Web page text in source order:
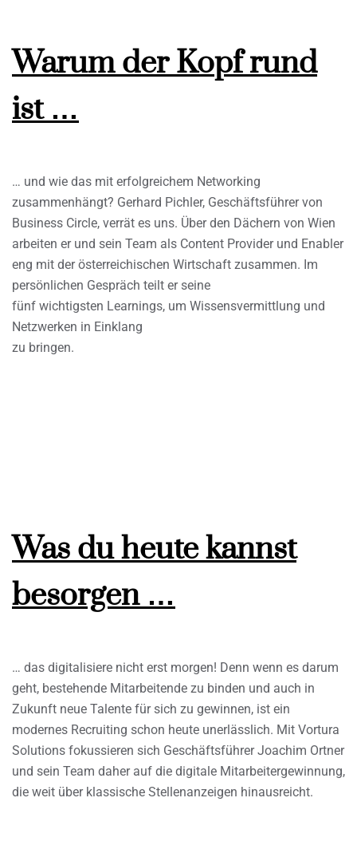
Warum der Kopf rund
ist …
… und wie das mit erfolgreichem Networking
zusammenhängt? Gerhard Pichler, Geschäftsführer von
Business Circle, verrät es uns. Über den Dächern von Wien
arbeiten er und sein Team als Content Provider und Enabler
eng mit der österreichischen Wirtschaft zusammen. Im
persönlichen Gespräch teilt er seine
fünf wichtigsten Learnings, um Wissensvermittlung und
Netzwerken in Einklang
zu bringen.
Was du heute kannst
besorgen …
… das digitalisiere nicht erst morgen! Denn wenn es darum
geht, bestehende Mitarbeitende zu binden und auch in
Zukunft neue Talente für sich zu gewinnen, ist ein
modernes Recruiting schon heute unerlässlich. Mit Vortura
Solutions fokussieren sich Geschäftsführer Joachim Ortner
und sein Team daher auf die digitale Mitarbeitergewinnung,
die weit über klassische Stellenanzeigen hinausreicht.